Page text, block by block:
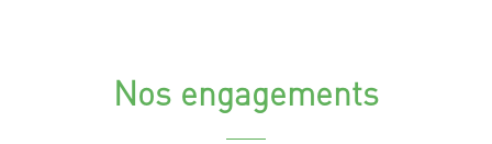
Nos engagements